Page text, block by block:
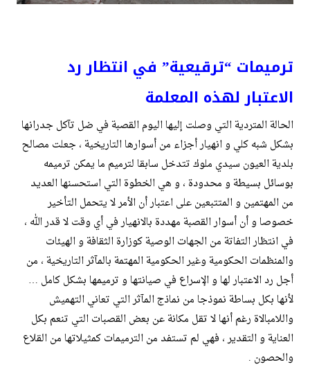
ترميمات “ترقيعية” في انتظار رد
الاعتبار لهذه المعلمة
الحالة المتردية التي وصلت إليها اليوم القصبة في ضل تآكل جدرانها
بشكل شبه كلي و انهيار أجزاء من أسوارها التاريخية ، جعلت مصالح
بلدية العيون سيدي ملوك تتدخل سابقا لترميم ما يمكن ترميمه
بوسائل بسيطة و محدودة ، و هي الخطوة التي استحسنها العديد
من المهتمين و المتتبعين على اعتبار أن الأمر لا يتحمل التأخير
خصوصا و أن أسوار القصبة مهددة بالانهيار في أي وقت لا قدر الله ،
في انتظار التفاتة من الجهات الوصية كوزارة الثقافة و الهيئات
والمنظمات الحكومية وغير الحكومية المهتمة بالمآثر التاريخية ، من
أجل رد الاعتبار لها و الإسراع في صيانتها و ترميمها بشكل كامل …
لأنها بكل بساطة نموذجا من نماذج المآثر التي تعاني التهميش
واللامبالاة رغم أنها لا تقل مكانة عن بعض القصبات التي تنعم بكل
العناية و التقدير ، فهي لم تستفد من الترميمات كمثيلاتها من القلاع
والحصون .